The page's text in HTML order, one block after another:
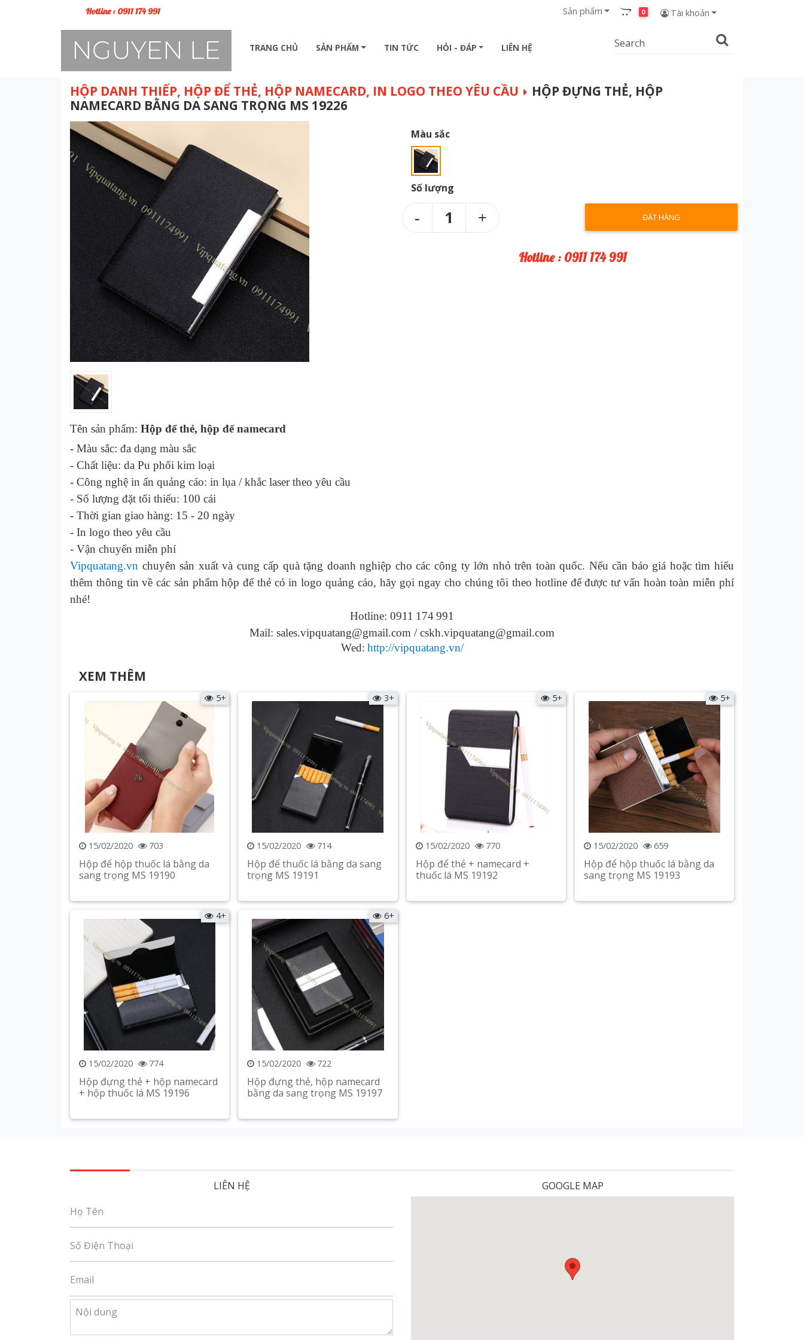
Hotline : 0911 174 991 Sản phẩm 0 Tài khoản
TRANG CHỦ SẢN PHẨM TIN TỨC HỎI - ĐÁP LIÊN HỆ
HỘP DANH THIẾP, HỘP ĐỂ THẺ, HỘP NAMECARD, IN LOGO THEO YÊU CẦU
HỘP ĐỰNG THẺ, HỘP
NAMECARD BẰNG DA SANG TRỌNG MS 19226
Màu sắc
Số lượng
1 ĐẶT HÀNG
Hotline : 0911 174 991
Tên sản phẩm: Hộp để thẻ, hộp để namecard
- Màu sắc: đa dạng màu sắc
- Chất liệu: da Pu phối kim loại
- Công nghệ in ấn quảng cáo: in lụa / khắc laser theo yêu cầu
- Số lượng đặt tối thiểu: 100 cái
- Thời gian giao hàng: 1 5 - 20 ngày
- In logo theo yêu cầu
- Vận chuyển miễn phí
Vipquatang.vn chuyên sản xuất và cung cấp quà tặng doanh nghiệp cho các công ty lớn nhỏ trên toàn quốc. Nếu cần báo giá hoặc tìm hiểu
thêm thông tin về các sản phẩm hộp để thẻ có in logo quảng cáo, hãy gọi ngay cho chúng tôi theo hotline để được tư vấn hoàn toàn miễn phí
nhé!
Hotline: 0911 174991
Mail: sales.vipquatang@gmail.com / cskh.vipquatang@gmail.com
Wed: http://vipquatang.vn/
XEM THÊM
5+
15/02/2020 703
Hộp để hộp thuốc lá bằng da
sang trọng MS 19190
Xem chi tiết
3+
15/02/2020 714
Hộp để thuốc lá bằng da sang
trọng MS 19191
Xem chi tiết
5+
15/02/2020 770
Hộp để thẻ + namecard +
thuốc lá MS 19192
Xem chi tiết
5+
15/02/2020 659
Hộp để hộp thuốc lá bằng da
sang trọng MS 19193
Xem chi tiết
4+
15/02/2020 774
Hộp đựng thẻ + hộp namecard
+ hộp thuốc lá MS 19196
Xem chi tiết
6+
15/02/2020 722
Hộp đựng thẻ, hộp namecard
bằng da sang trọng MS 19197
Xem chi tiết
LIÊN HỆ GOOGLE MAP